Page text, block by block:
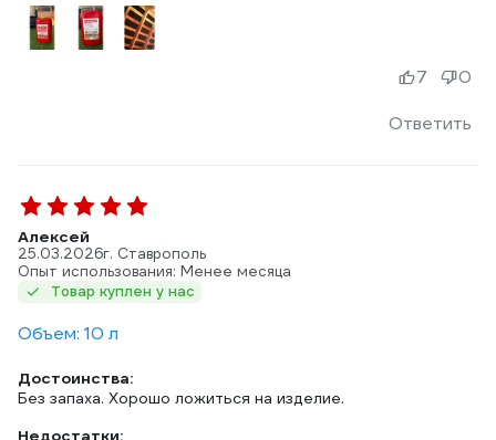
Ответить
7 0
Алексей
25.03.2026г. Ставрополь
Опыт использования: Менее месяца
Товар куплен у нас
Объем: 10 л
Достоинства:
Без запаха. Хорошо ложиться на изделие.
Недостатки: